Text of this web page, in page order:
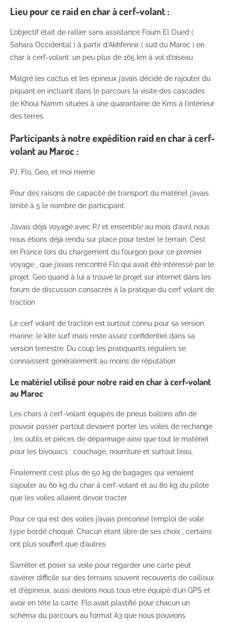
Lieu pour ce raid en char à cerf-volant :
L’objectif était de rallier sans assistance Foum El Oued (
Sahara Occidental ) à partir d’Akhfennir ( sud du Maroc ) en
char à cerf-volant: un peu plus de 165 km à vol d’oiseau
Malgré les cactus et les épineux j’avais décidé de rajouter du
piquant en incluant dans le parcours la visite des cascades
de Khoui Namm situées à une quarantaine de Kms à l’intérieur
des terres
Participants ànotre expédition raid en char à cerf-
volant au Maroc :
PJ, Flo, Geo, et moi meme
Pour des raisons de capacité de transport du matériel j’avais
limité à 5 le nombre de participant.
J’avais déjà voyagé avec PJ et ensemble au mois d’avril nous
nous étions déjà rendu sur place pour tester le terrain. C’est
en France lors du chargement du fourgon pour ce premier
voyage , que j’avais rencontré Flo qui avait été intéressé par le
projet. Geo quand à lui a trouvé le projet sur internet dans les
forum de discussion consacrés à la pratique du cerf volant de
traction
Le cerf volant de traction est surtout connu pour sa version
marine: le kite surf mais reste assez confidentiel dans sa
version terrestre. Du coup les pratiquants réguliers se
connaissent généralement au moins de réputation
Le matériel utilisé pour notre raid en char à cerf-volant
au Maroc
Les chars à cerf-volant équipés de pneus ballons afin de
pouvoir passer partout devaient porter les voiles de rechange
, les outils et pièces de dépannage ainsi que tout le matériel
pour les bivouacs : couchage, nourriture et surtout l’eau,
Finalement c’est plus de 50 kg de bagages qui venaient
s’ajouter au 60 kg du char à cerf-volant et au 80 kg du pilote
que les voiles allaient devoir tracter
Pour ce qui est des voiles j’avais préconisé l’emploi de voile
type bordé choqué. Chacun étant libre de ses choix , certains
ont plus souffert que d’autres
S’arrêter et poser sa voile pour regarder une carte peut
s’avérer difficile sur des terrains souvent recouverts de cailloux
et d’épineux, aussi devions nous tous etre équipé d’un GPS et
avoir en tête la carte. Flo avait plastifié pour chacun un
schéma du parcours au format A3 que nous pouvions